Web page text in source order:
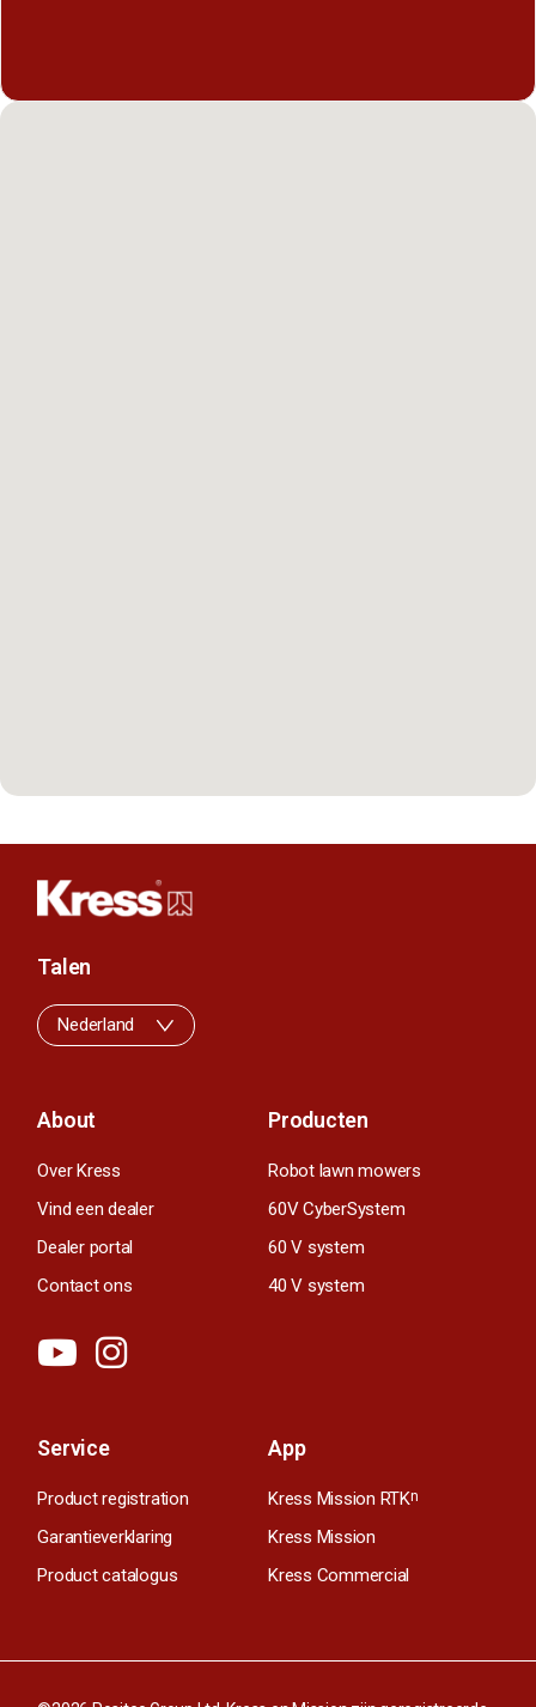
About
Over Kress
Vind een dealer
Dealer portal
Contact ons
Producten
Robot lawn mowers
60V CyberSystem
60 V system
40 V system
Service
Product registration
Garantieverklaring
Product catalogus
App
Kress Mission RTKn
Kress Mission
Kress Commercial
Talen
Nederland